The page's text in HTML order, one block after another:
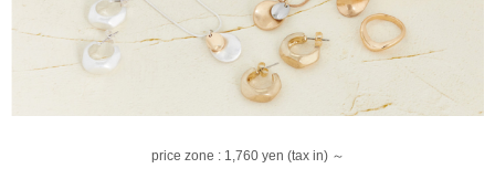
price zone : 1,760 yen (tax in) ～